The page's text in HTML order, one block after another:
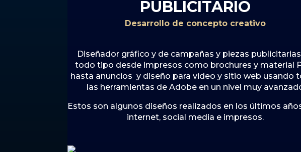
PUBLICITARIO
Desarrollo de concepto creativo
Diseñador gráfico y de campañas y piezas
todo tipo desde impresos como brochures y material
hasta anuncios y diseño para video y sitio web usando
las herramientas de Adobe en un nivel muy
Estos son algunos diseños realizados en los últimos
internet, social media e impresos.